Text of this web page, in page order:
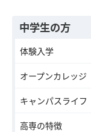
中学生の方
体験入学
オープンカレッジ
キャンパスライフ
高専の特徴